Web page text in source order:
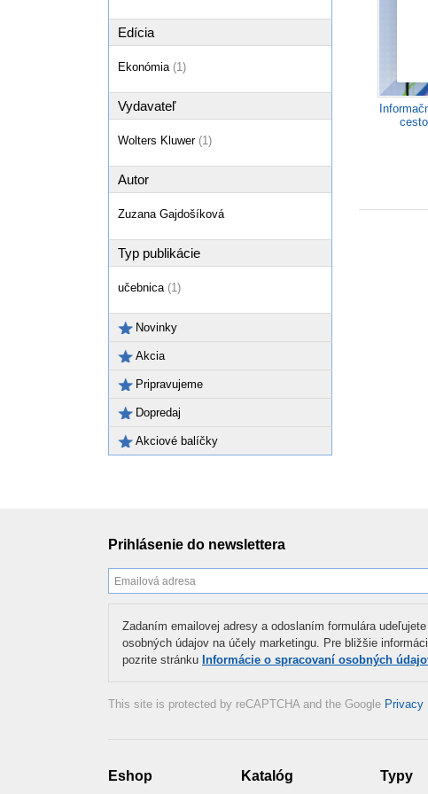
Edícia
Ekonómia (1)
Vydavateľ
Wolters Kluwer (1)
Autor
Zuzana Gajdošíková
Typ publikácie
učebnica (1)
Novinky
Akcia
Pripravujeme
Dopredaj
Akciové balíčky
Prihlásenie do newslettera
Zadaním emailovej adresy a odoslaním formulára
osobných údajov na účely marketingu. Pre bližšie
pozrite stránku Informácie o spracovaní osobných
This site is protected by reCAPTCHA and the Google Privacy
Eshop Katalóg Typy